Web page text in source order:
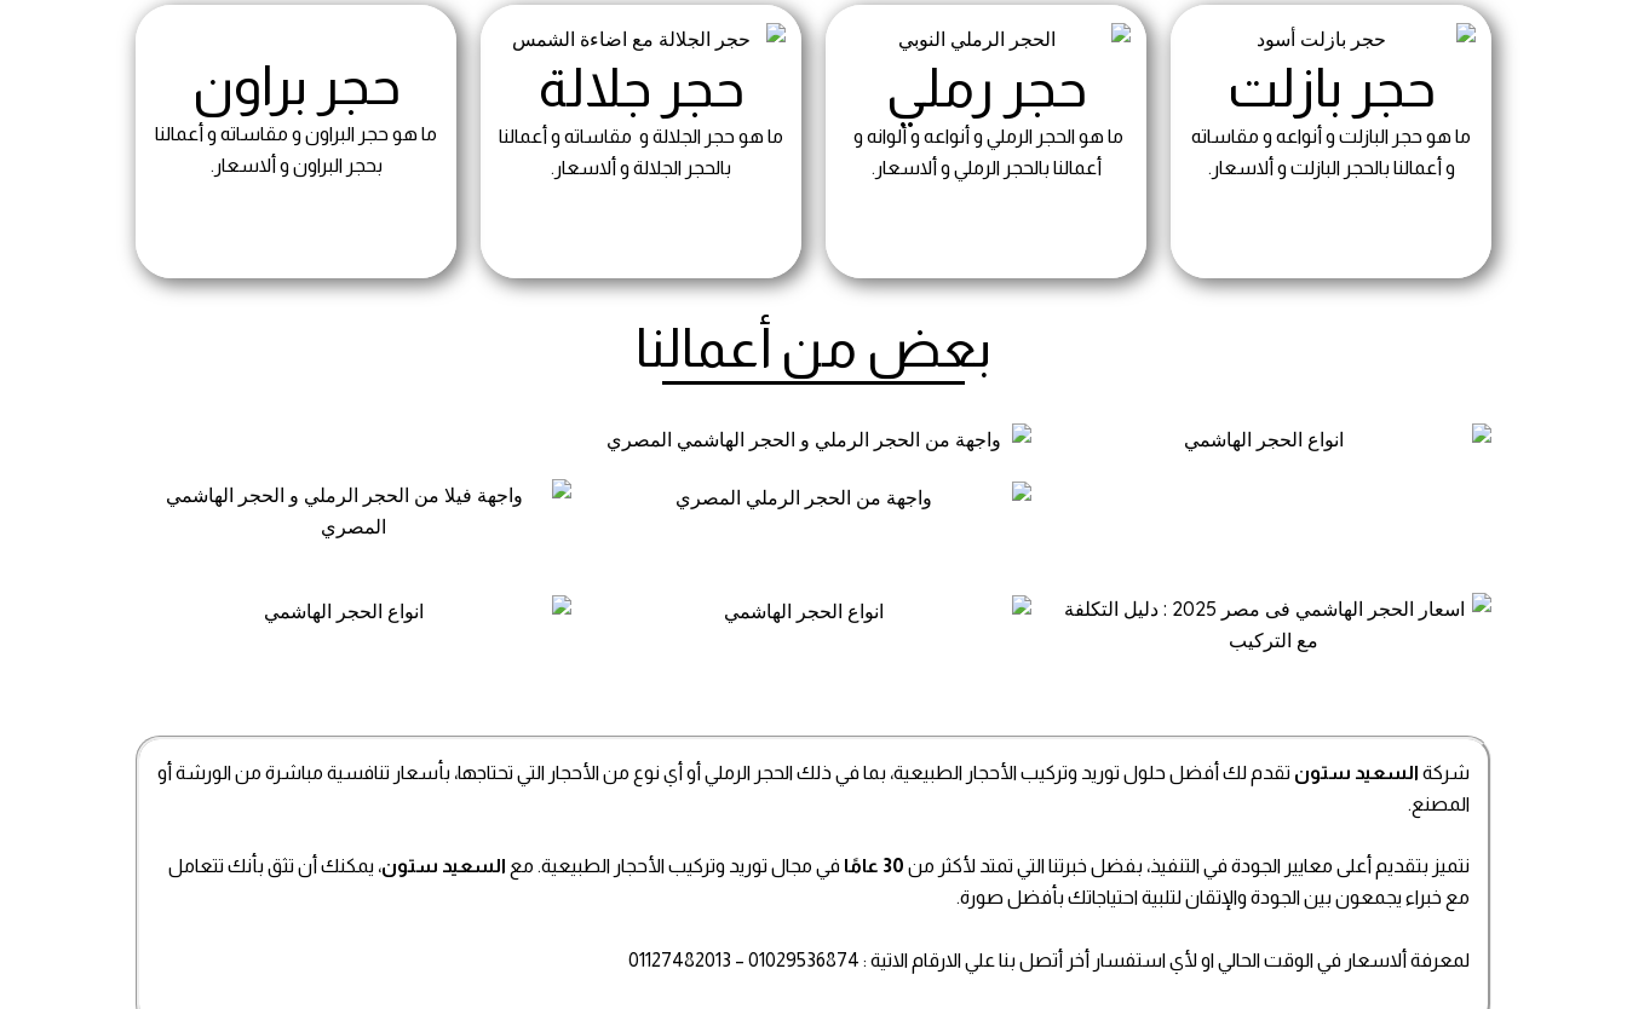
حجر بازلت
ما هو حجر البازلت و أنواعه و مقاساته
و أعمالنا بالحجر البازلت و ألاسعار.
حجر رملي
ما هو الحجر الرملي و أنواعه و ألوانه و
أعمالنا بالحجر الرملي و ألاسعار.
حجر جلالة
ما هو حجر الجلالة و مقاساته و أعمالنا
بالحجر الجلالة و ألاسعار.
حجر براون
ما هو حجر البراون و مقاساته و أعمالنا
بحجر البراون و ألاسعار.
بعض من أعمالنا
شركة السعيد ستون تقدم لك أفضل حلول توريد وتركيب الأحجار الطبيعية، بما في ذلك الحجر الرملي أو أي نوع من الأحجار التي تحتاجها، بأسعار تنافسية مباشرة من الورشة أو
المصنع.
نتميز بتقديم أعلى معايير الجودة في التنفيذ، بفضل خبرتنا التي تمتد لأكثر من 30 عامًا في مجال توريد وتركيب الأحجار الطبيعية. مع السعيد ستون، يمكنك أن تثق بأنك تتعامل
مع خبراء يجمعون بين الجودة والإتقان لتلبية احتياجاتك بأفضل صورة.
لمعرفة ألاسعار في الوقت الحالي او لأي استفسار أخر أتصل بنا علي الارقام الاتية : 01029536874 – 01127482013